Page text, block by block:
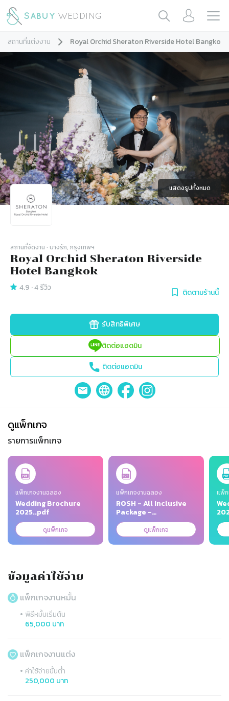
สถานที่แต่งงาน Royal Orchid Sheraton Riverside Hotel Bangkok
แสดงรูปทั้งหมด
สถานที่จัดงาน · บางรัก, กรุงเทพฯ
Royal Orchid Sheraton Riverside
Hotel Bangkok
4.9 ·4รีวิว ติดตามร้านนี้
รับสิทธิพิเศษ
ติดต่อแอดมิน
ติดต่อแอดมิน
ดูแพ็กเกจ
รายการแพ็กเกจ
Slide 1 of 3
แพ็กเกจงานฉลอง
Wedding Brochure
2025..pdf
ดูแพ็กเกจ
แพ็กเกจงานฉลอง
ROSH - All Inclusive
Package -
A4_2026.pdf
ดูแพ็กเกจ
แพ็ก
ข้อมูลค่าใช้จ่าย
แพ็กเกจงานหมั้น
• พิธีหมั้นเริ่มต้น
65,000 บาท
แพ็กเกจงานแต่ง
• ค่าใช้จ่ายขั้นต่ำ
250,000 บาท